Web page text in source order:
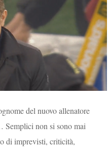
del nuovo allenatore
Semplici non si sono mai
di imprevisti, criticità,